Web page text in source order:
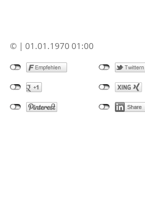
© | 01.01.1970 01:00